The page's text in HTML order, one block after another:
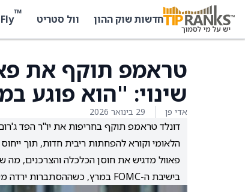
חדשות שוק ההון וול סטריט ™
טראמפ תוקף את
שינוי: "הוא פוגע
אדי פן 29 בינואר 2026
דונלד טראמפ תוקף בחריפות את יו"ר הפד
הלאומי וקורא להפחתות ריבית חדות, תוך
בישיבת ה-FOMC במרץ, כשההסתברות ירדה משמעותית לעומת חודש קודם.